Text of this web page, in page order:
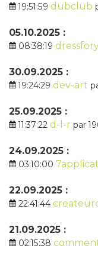
19:51:59 dubclub
05.10.2025 :
08:38:19
30.09.2025 :
19:24:29 dev-art
25.09.2025 :
11:37:22 d-l-r par
24.09.2025 :
03:10:00
22.09.2025 :
22:41:44
21.09.2025 :
02:15:38